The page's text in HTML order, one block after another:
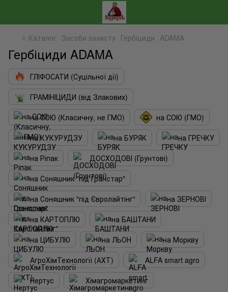
⭐ Каталог Засоби захисту Гербіциди ADAMA
Гербіциди ADAMA
ГЛІФОСАТИ (Суцільної дії)
ГРАМІНІЦИДИ (від Злакових)
на СОЮ (Класичну, не ГМО)
на СОЮ (ГМО)
на КУКУРУДЗУ
на БУРЯК
на ГРЕЧКУ
на Ріпак
ДОСХОДОВІ (Грунтові)
на Соняшник "під Гранстар"
на Соняшник "під Євролайтінг"
на ЗЕРНОВІ
на КАРТОПЛЮ
на БАШТАНИ
на ЦИБУЛЮ
на ЛЬОН
на Моркву
АгроХімТехнології (АХТ)
ALFA smart agro
Нертус
Хімагромаркетинг